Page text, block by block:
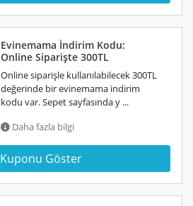
Evinemama İndirim Kodu:
Online Siparişte 300TL
Online siparişle kullanılabilecek 300TL
değerinde bir evinemama indirim
kodu var. Sepet sayfasında y ...
Daha fazla bilgi
Kuponu Göster